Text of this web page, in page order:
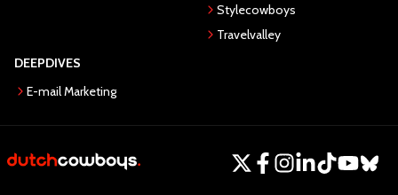
Stylecowboys
Travelvalley
DEEPDIVES
E-mail Marketing